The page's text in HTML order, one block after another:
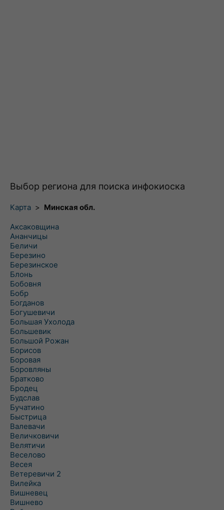
Выбор региона для поиска инфокиоска
Карта > Минская обл.
Аксаковщина
Ананчицы
Беличи
Березино
Березинское
Блонь
Бобовня
Бобр
Богданов
Богушевичи
Большая Ухолода
Большевик
Большой Рожан
Борисов
Боровая
Боровляны
Братково
Бродец
Будслав
Бучатино
Быстрица
Валевачи
Величковичи
Велятичи
Веселово
Весея
Ветеревичи 2
Вилейка
Вишневец
Вишнево